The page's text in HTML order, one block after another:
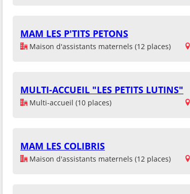
MAM LES P'TITS PETONS
Maison d'assistants maternels (12 places)
MULTI-ACCUEIL "LES PETITS LUTINS"
Multi-accueil (10 places)
MAM LES COLIBRIS
Maison d'assistants maternels (12 places)